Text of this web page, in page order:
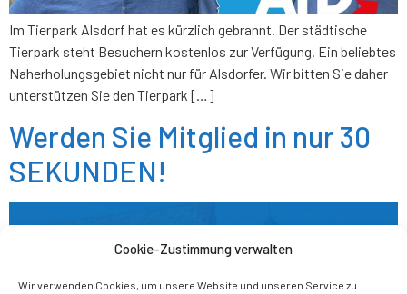
Cookie-Zustimmung verwalten
Wir verwenden Cookies, um unsere Website und unseren Service zu
Im Tierpark Alsdorf hat es kürzlich gebrannt. Der städtische
Tierpark steht Besuchern kostenlos zur Verfügung. Ein beliebtes
Naherholungsgebiet nicht nur für Alsdorfer. Wir bitten Sie daher
unterstützen Sie den Tierpark […]
Werden Sie Mitglied in nur 30
SEKUNDEN!